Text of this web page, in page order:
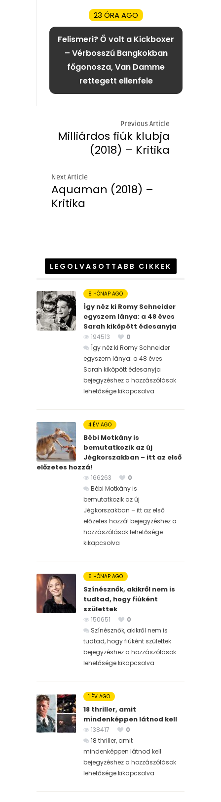
23 ÓRA AGO
Felismeri? Ő volt a Kickboxer
– Vérbosszú Bangkokban
főgonosza, Van Damme
rettegett ellenfele
Previous Article
Milliárdos fiúk klubja
(2018) – Kritika
Next Article
Aquaman (2018) –
Kritika
LEGOLVASOTTABB CIKKEK
8 HÓNAP AGO
Így néz ki Romy Schneider
egyszem lánya: a 48 éves
Sarah kiköpött édesanyja
194513
0
Így néz ki Romy Schneider
egyszem lánya: a 48 éves
Sarah kiköpött édesanyja
bejegyzéshez a hozzászólások
lehetősége kikapcsolva
4 ÉV AGO
Bébi Motkány is
bemutatkozik az új
Jégkorszakban – itt az első
előzetes hozzá!
166263
0
Bébi Motkány is
bemutatkozik az új
Jégkorszakban – itt az első
előzetes hozzá! bejegyzéshez a
hozzászólások lehetősége
kikapcsolva
6 HÓNAP AGO
Színésznők, akikről nem is
tudtad, hogy fiúként
születtek
150651
0
Színésznők, akikről nem is
tudtad, hogy fiúként születtek
bejegyzéshez a hozzászólások
lehetősége kikapcsolva
1 ÉV AGO
18 thriller, amit
mindenképpen látnod kell
138417
0
18 thriller, amit
mindenképpen látnod kell
bejegyzéshez a hozzászólások
lehetősége kikapcsolva